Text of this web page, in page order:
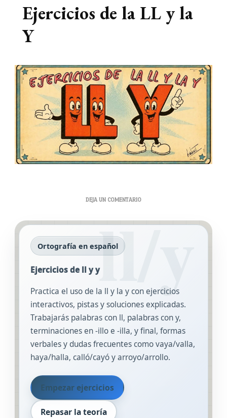
Ejercicios de la LL y la
Y
DEJA UN COMENTARIOEN
DE
Ortografía en español
Ejercicios de ll y y
Practica el uso de la ll y la y con ejercicios
interactivos, pistas y soluciones explicadas.
Trabajarás palabras con ll, palabras con y,
terminaciones en -illo e -illa, y final, formas
verbales y dudas frecuentes como vaya/valla,
haya/halla, calló/cayó y arroyo/arrollo.
Empezar ejercicios
Repasar la teoría